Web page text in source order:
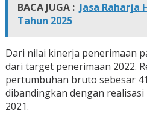
BACA JUGA : Jasa Raharja
Tahun 2025
Dari nilai kinerja penerimaan
dari target penerimaan 2022.
pertumbuhan bruto sebesar
dibandingkan dengan
2021.